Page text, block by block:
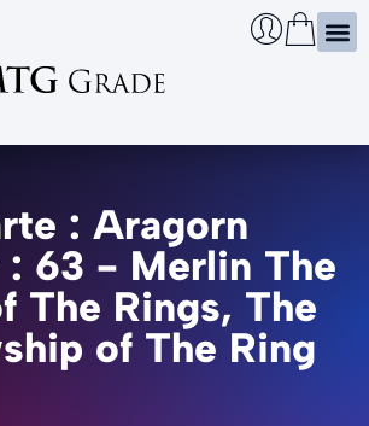
: Aragorn
: 63 - Merlin The
The Rings, The
of The Ring